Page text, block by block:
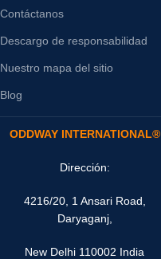
Contáctanos
Descargo de responsabilidad
Nuestro mapa del sitio
Blog
ODDWAY INTERNATIONAL®
Dirección:
4216/20, 1 Ansari Road,
Daryaganj,
New Delhi 110002 India